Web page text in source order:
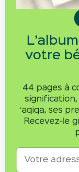
votre
44 pages à
signification,
‘aqiqa, ses
Recevez-le